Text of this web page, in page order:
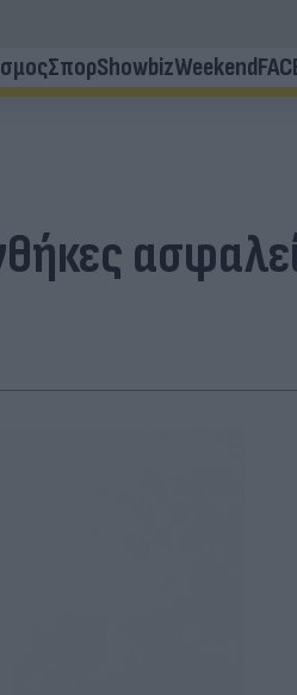
ΣπορShowbizWeekend